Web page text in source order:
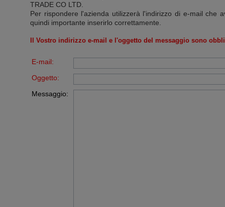
TRADE CO LTD
Per rispondere l'azienda utilizzerà l'indirizzo di e-mail che
quindi importante inserirlo correttamente.
Il Vostro indirizzo e-mail e l'oggetto del messaggio sono
E-mail:
Oggetto:
Messaggio: